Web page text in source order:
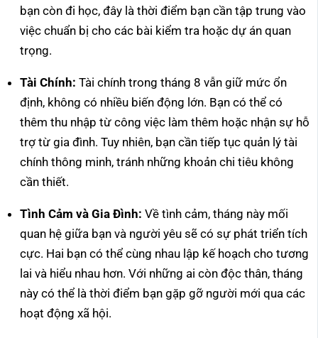
bạn còn đi học, đây là thời điểm bạn cần tập trung vào
việc chuẩn bị cho các bài kiểm tra hoặc dự án quan
trọng.
Tài Chính: Tài chính trong tháng 8 vẫn giữ mức ổn
định, không có nhiều biến động lớn. Bạn có thể có
thêm thu nhập từ công việc làm thêm hoặc nhận sự hỗ
trợ từ gia đình. Tuy nhiên, bạn cần tiếp tục quản lý tài
chính thông minh, tránh những khoản chi tiêu không
cần thiết.
Tình Cảm và Gia Đình: Về tình cảm, tháng này mối
quan hệ giữa bạn và người yêu sẽ có sự phát triển tích
cực. Hai bạn có thể cùng nhau lập kế hoạch cho tương
lai và hiểu nhau hơn. Với những ai còn độc thân, tháng
này có thể là thời điểm bạn gặp gỡ người mới qua các
hoạt động xã hội.